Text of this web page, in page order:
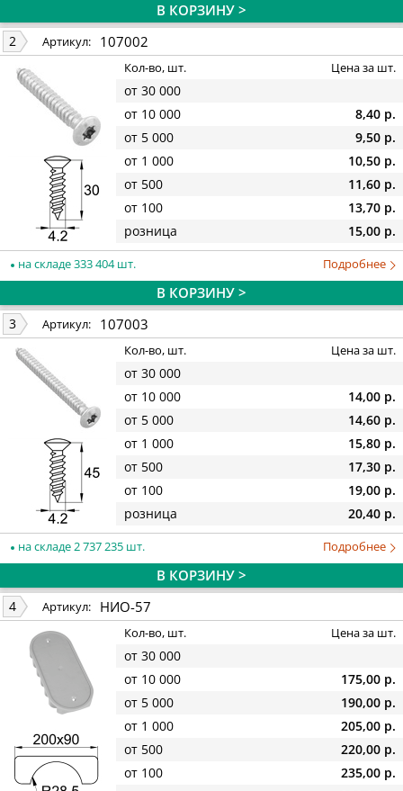
В КОРЗИНУ >
2 Артикул: 107002
Кол-во, шт. Цена за шт.
от 30 000
от 10 000
8,40 р.
от 5 000
9,50 р.
от 1 000
10,50 р.
от 500
11,60 р.
от 100
13,70 р.
розница
15,00 р.
на складе 333 404 шт. Подробнее
В КОРЗИНУ >
3 Артикул: 107003
Кол-во, шт. Цена за шт.
от 30 000
от 10 000
14,00 р.
от 5 000
14,60 р.
от 1 000
15,80 р.
от 500
17,30 р.
от 100
19,00 р.
розница
20,40 р.
на складе 2 737 235 шт. Подробнее
В КОРЗИНУ >
4 Артикул: НИО-57
Кол-во, шт. Цена за шт.
от 30 000
от 10 000
175,00 р.
от 5 000
190,00 р.
от 1 000
205,00 р.
от 500
220,00 р.
от 100
235,00 р.